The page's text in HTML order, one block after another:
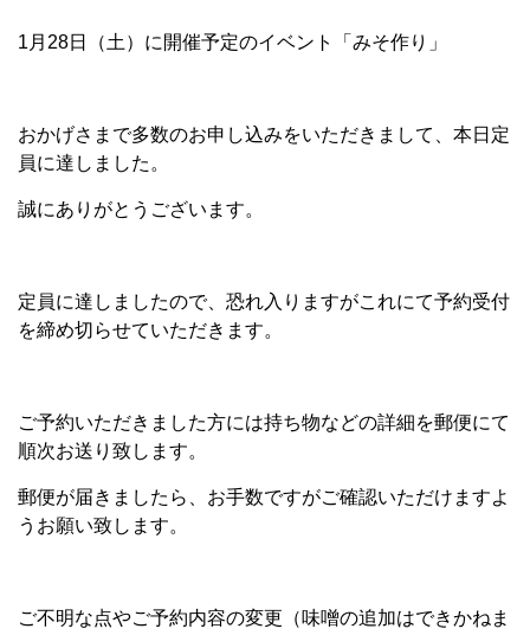
1月28日（土）に開催予定のイベント「みそ作り」
おかげさまで多数のお申し込みをいただきまして、本日定
員に達しました。
誠にありがとうございます。
定員に達しましたので、恐れ入りますがこれにて予約受付
を締め切らせていただきます。
ご予約いただきました方には持ち物などの詳細を郵便にて
順次お送り致します。
郵便が届きましたら、お手数ですがご確認いただけますよ
うお願い致します。
ご不明な点やご予約内容の変更（味噌の追加はできかねま